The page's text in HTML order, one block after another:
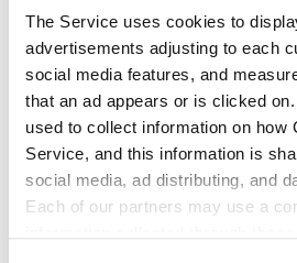
The Service uses cookies to
advertisements adjusting to each
social media features, and
that an ad appears or is clicked
used to collect information on how
Service, and this information is
social media, ad distributing, and
Each of our partners may use a
TEL：0120-029-023 (9:00～17:00 / 年
お問い合わせフォーム：https://
（お問い合わせ項目：ご購入後のお問
レストラン＆ショップに関す